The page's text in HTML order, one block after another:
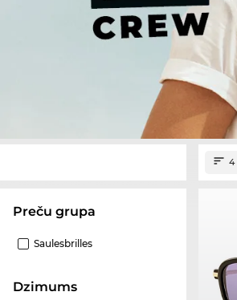
Preču grupa
Saulesbrilles
Dzimums
4